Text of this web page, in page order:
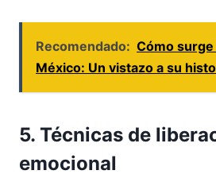
Recomendado: Cómo surge
México: Un vistazo a su
5. Técnicas de
emocional